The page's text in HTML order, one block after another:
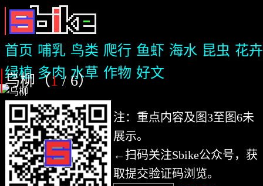
首页 哺乳 鸟类 爬行 鱼虾 海水 昆虫 花卉
绿植 多肉 水草 作物 好文
乌柳（1/ 6）
注：重点内容及图3至图6未
展示。
←扫码关注Sbike公众号，获
取提交验证码浏览。